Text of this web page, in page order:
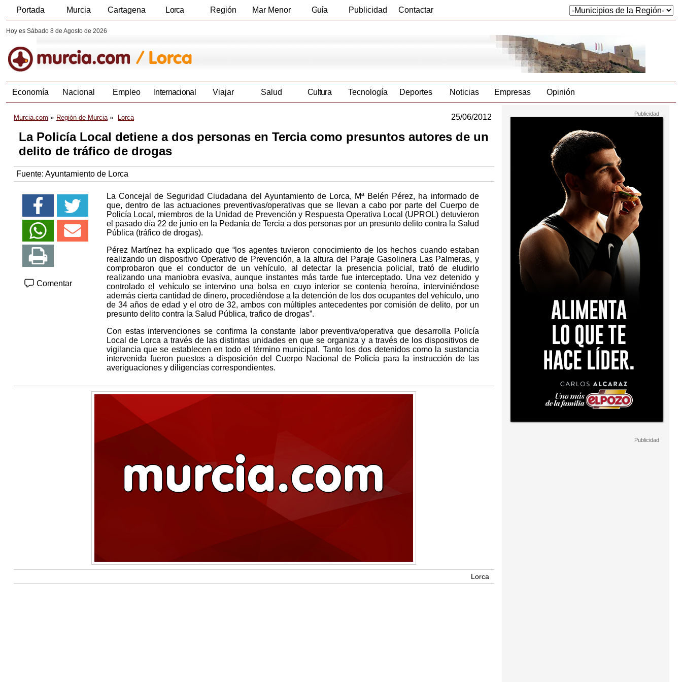
Portada Murcia Cartagena Lorca Región Mar Menor Guía Publicidad Contactar
Hoy es Sábado 8 de Agosto de 2026
Economía Nacional Empleo Internacional Viajar Salud Cultura Tecnología Deportes Noticias Empresas Opinión
Murcia.com Región de Murcia Lorca 25/06/2012
La Policía Local detiene a dos personas en Tercia como presuntos autores de un
delito de tráfico de drogas
Fuente: Ayuntamiento de Lorca
Comentar
La Concejal de Seguridad Ciudadana del Ayuntamiento de Lorca, Mª Belén Pérez, ha informado de
que, dentro de las actuaciones preventivas/operativas que se llevan a cabo por parte del Cuerpo de
Policía Local, miembros de la Unidad de Prevención y Respuesta Operativa Local (UPROL) detuvieron
el pasado día 22 de junio en la Pedanía de Tercia a dos personas por un presunto delito contra la Salud
Pública (tráfico de drogas).
Pérez Martínez ha explicado que “los agentes tuvieron conocimiento de los hechos cuando estaban
realizando un dispositivo Operativo de Prevención, a la altura del Paraje Gasolinera Las Palmeras, y
comprobaron que el conductor de un vehículo, al detectar la presencia policial, trató de eludirlo
realizando una maniobra evasiva, aunque instantes más tarde fue interceptado. Una vez detenido y
controlado el vehículo se intervino una bolsa en cuyo interior se contenía heroína, interviniéndose
además cierta cantidad de dinero, procediéndose a la detención de los dos ocupantes del vehículo, uno
de 34 años de edad y el otro de 32, ambos con múltiples antecedentes por comisión de delito, por un
presunto delito contra la Salud Pública, trafico de drogas”.
Con estas intervenciones se confirma la constante labor preventiva/operativa que desarrolla Policía
Local de Lorca a través de las distintas unidades en que se organiza y a través de los dispositivos de
vigilancia que se establecen en todo el término municipal. Tanto los dos detenidos como la sustancia
intervenida fueron puestos a disposición del Cuerpo Nacional de Policía para la instrucción de las
averiguaciones y diligencias correspondientes.
Lorca